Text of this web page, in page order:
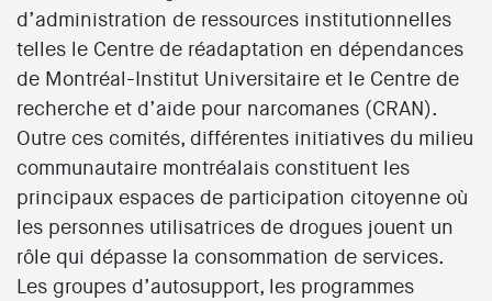
d’administration de ressources institutionnelles
telles le Centre de réadaptation en dépendances
de Montréal-Institut Universitaire et le Centre de
recherche et d’aide pour narcomanes (CRAN).
Outre ces comités, différentes initiatives du milieu
communautaire montréalais constituent les
principaux espaces de participation citoyenne où
les personnes utilisatrices de drogues jouent un
rôle qui dépasse la consommation de services.
Les groupes d’autosupport, les programmes